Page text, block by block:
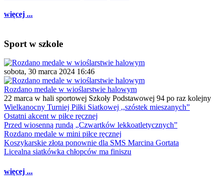
więcej ...
Sport w szkole
sobota, 30 marca 2024 16:46
Rozdano medale w wioślarstwie halowym
22 marca w hali sportowej Szkoły Podstawowej 94 po raz kolejny
Wielkanocny Turniej Piłki Siatkowej ,,szóstek mieszanych”
Ostatni akcent w piłce ręcznej
Przed wiosenną rundą „Czwartków lekkoatletycznych”
Rozdano medale w mini piłce ręcznej
Koszykarskie złota ponownie dla SMS Marcina Gortata
Licealna siatkówka chłopców ma finiszu
więcej ...